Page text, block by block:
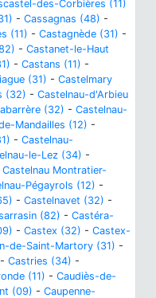
des-Corbières (11)
- Cassagnas (48) -
(11) - Castagnède (31) -
- Castanet-le-Haut
- Castans (11) -
(31) - Castelmary
(32) - Castelnau-d'Arbieu
(32) - Castelnau-
Mandailles (12) -
- Castelnau-
le-Lez (34) -
Castelnau Montratier-
Pégayrols (12) -
- Castelnavet (32) -
(82) - Castéra-
- Castex (32) - Castex-
de-Saint-Martory (31) -
- Castries (34) -
(11) - Caudiès-de-
(09) - Caupenne-